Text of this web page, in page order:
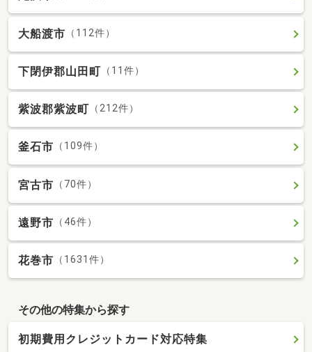
大船渡市 （112件）
下閉伊郡山田町 （11件）
紫波郡紫波町 （212件）
釜石市 （109件）
宮古市 （70件）
遠野市 （46件）
花巻市 （1631件）
その他の特集から探す
初期費用クレジットカード対応特集